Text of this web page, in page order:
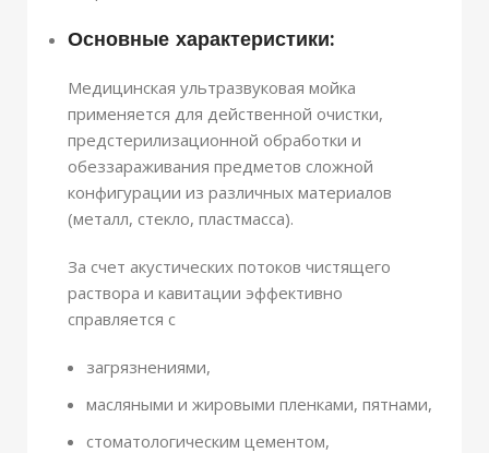
Основные характеристики:
Медицинская ультразвуковая мойка
применяется для действенной очистки,
предстерилизационной обработки и
обеззараживания предметов сложной
конфигурации из различных материалов
(металл, стекло, пластмасса).
За счет акустических потоков чистящего
раствора и кавитации эффективно
справляется с
загрязнениями,
масляными и жировыми пленками, пятнами,
стоматологическим цементом,